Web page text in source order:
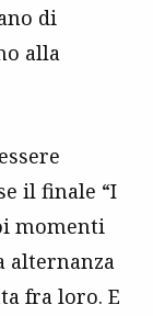
di
alla
il finale “I
momenti
alternanza
fra loro. E